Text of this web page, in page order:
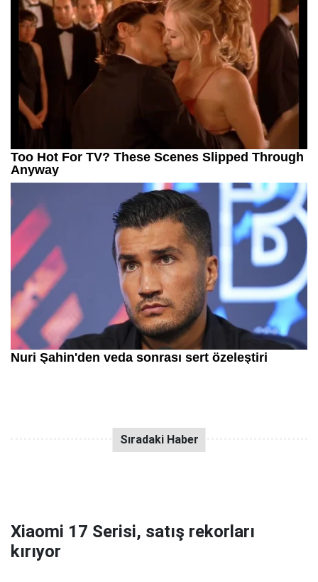
Xiaomi 17 Serisi, satış rekorları
kırıyor